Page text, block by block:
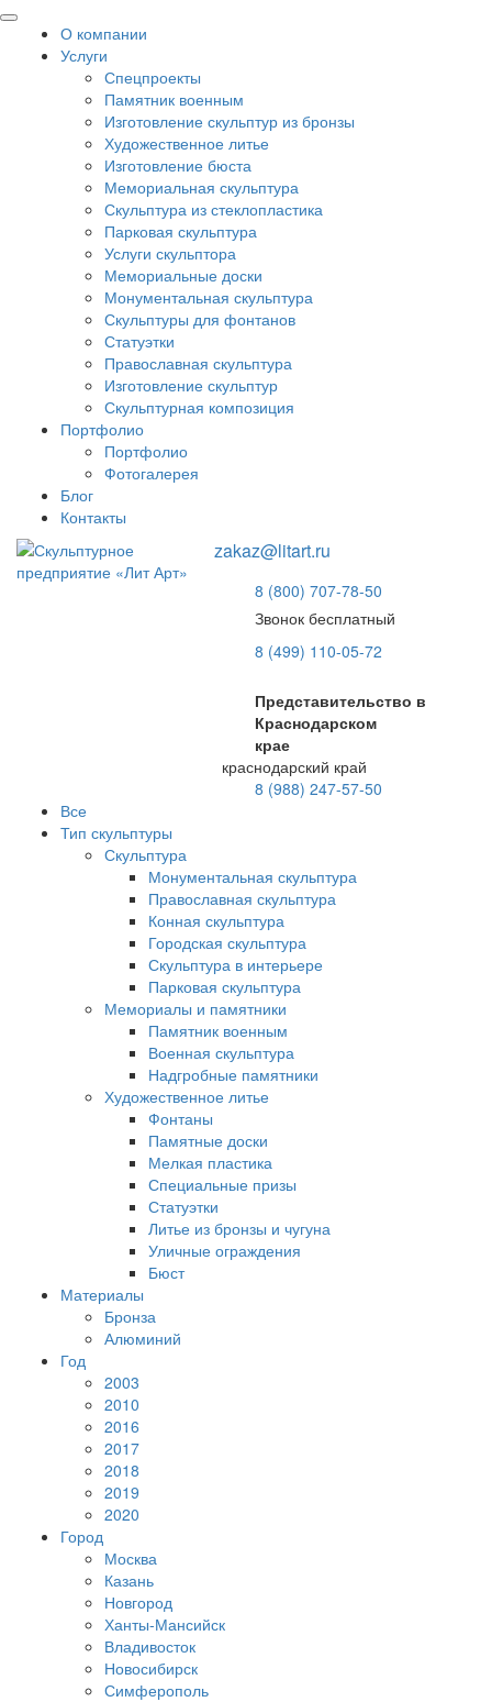
О компании
Услуги
Спецпроекты
Памятник военным
Изготовление скульптур из бронзы
Художественное литье
Изготовление бюста
Мемориальная скульптура
Скульптура из стеклопластика
Парковая скульптура
Услуги скульптора
Мемориальные доски
Монументальная скульптура
Скульптуры для фонтанов
Статуэтки
Православная скульптура
Изготовление скульптур
Скульптурная композиция
Портфолио
Портфолио
Фотогалерея
Блог
Контакты
zakaz@litart.ru
8 (800) 707-78-50
Звонок бесплатный
8 (499) 110-05-72
Представительство в
Краснодарском
крае
краснодарский край
8 (988) 247-57-50
Все
Тип скульптуры
Скульптура
Монументальная скульптура
Православная скульптура
Конная скульптура
Городская скульптура
Скульптура в интерьере
Парковая скульптура
Мемориалы и памятники
Памятник военным
Военная скульптура
Надгробные памятники
Художественное литье
Фонтаны
Памятные доски
Мелкая пластика
Специальные призы
Статуэтки
Литье из бронзы и чугуна
Уличные ограждения
Бюст
Материалы
Бронза
Алюминий
Год
2003
2010
2016
2017
2018
2019
2020
Город
Москва
Казань
Новгород
Ханты-Мансийск
Владивосток
Новосибирск
Симферополь